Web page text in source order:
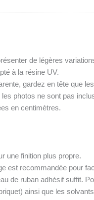
de légères
à la résine UV.
gardez en tête que
photos ne sont pas
en centimètres.
une finition plus propre.
est recommandée pour
de ruban adhésif suffit.
ainsi que les